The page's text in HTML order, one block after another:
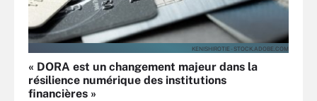
KENISHIROTIE - STOCK.ADOBE.COM
« DORA est un changement majeur dans la
résilience numérique des institutions
financières »